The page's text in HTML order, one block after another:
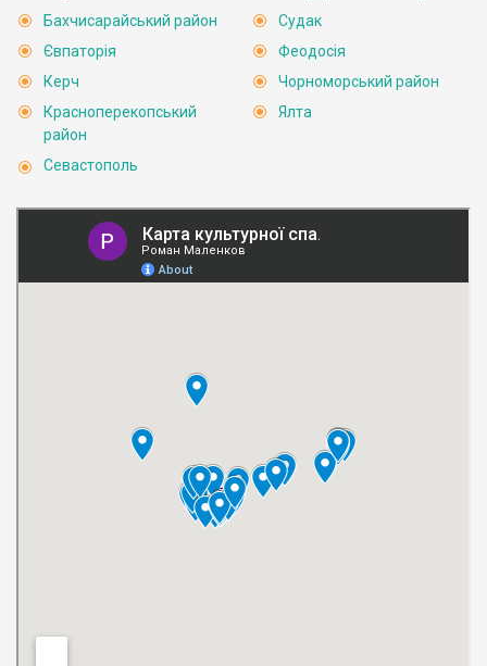
Бахчисарайський район
Євпаторія
Керч
Красноперекопський
район
Севастополь
Судак
Феодосія
Чорноморський район
Ялта